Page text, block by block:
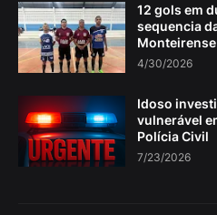
12 gols em
sequencia
4/30/2026
Idoso
vulnerável
Polícia Civil
7/23/2026